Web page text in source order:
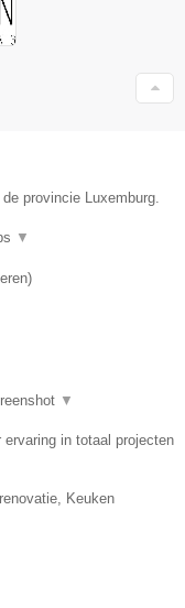
provincie Luxemburg.
▼
)
▼
in totaal projecten
Keuken